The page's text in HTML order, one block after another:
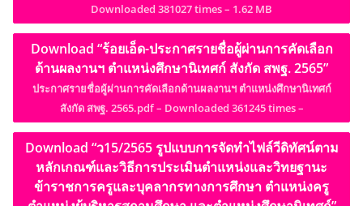
Downloaded 381027 times – 1.62 MB
Download “ร้อยเอ็ด-ประกาศรายชื่อผู้ผ่านการคัดเลือก
ด้านผลงานฯ ตำแหน่งศึกษานิเทศก์ สังกัด สพฐ. 2565”
ประกาศรายชื่อผู้ผ่านการคัดเลือกด้านผลงานฯ ตำแหน่งศึกษานิเทศก์
สังกัด สพฐ. 2565.pdf – Downloaded 361245 times –
Download “ว15/2565 รูปแบบการจัดทำไฟล์วีดิทัศน์ตาม
หลักเกณฑ์และวิธีการประเมินตำแหน่งและวิทยฐานะ
ข้าราชการครูและบุคลากรทางการศึกษา ตำแหน่งครู